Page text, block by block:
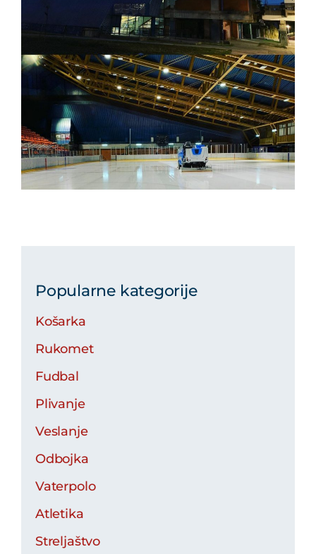
Popularne kategorije
Košarka
Rukomet
Fudbal
Plivanje
Veslanje
Odbojka
Vaterpolo
Atletika
Streljaštvo